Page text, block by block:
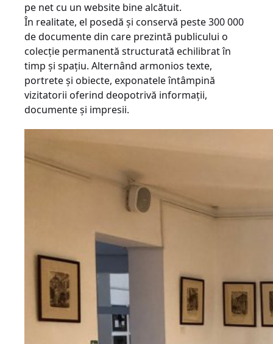
pe net cu un website bine alcătuit.
În realitate, el posedă și conservă peste 300 000
de documente din care prezintă publicului o
colecție permanentă structurată echilibrat în
timp și spațiu. Alternând armonios texte,
portrete și obiecte, exponatele întâmpină
vizitatorii oferind deopotrivă informații,
documente și impresii.